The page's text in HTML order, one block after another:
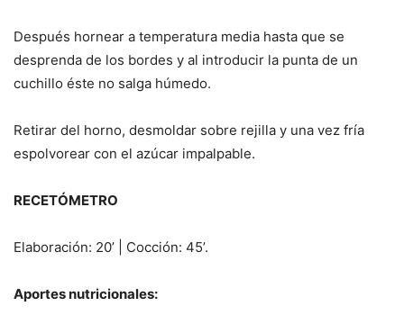
Después hornear a temperatura media hasta que se
desprenda de los bordes y al introducir la punta de un
cuchillo éste no salga húmedo.
Retirar del horno, desmoldar sobre rejilla y una vez fría
espolvorear con el azúcar impalpable.
RECETÓMETRO
Elaboración: 20’ | Cocción: 45’.
Aportes nutricionales: